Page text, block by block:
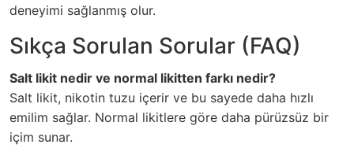
deneyimi sağlanmış olur.
Sıkça Sorulan Sorular (FAQ)
Salt likit nedir ve normal likitten farkı nedir?
Salt likit, nikotin tuzu içerir ve bu sayede daha hızlı
emilim sağlar. Normal likitlere göre daha pürüzsüz bir
içim sunar.